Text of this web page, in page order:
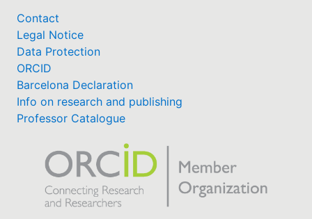
Contact
Legal Notice
Data Protection
ORCID
Barcelona Declaration
Info on research and publishing
Professor Catalogue